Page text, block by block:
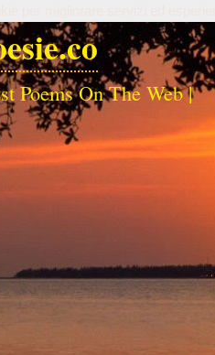
Poems On The Web |